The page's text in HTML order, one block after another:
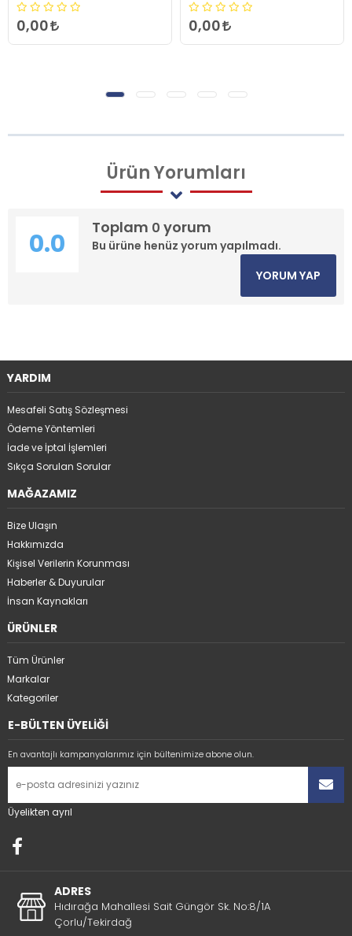
0,00 0,00
ÜrünYorumları
Toplam 0 yorum
Bu ürüne henüz yorum yapılmadı.
0.0
YORUM YAP
YARDIM
Mesafeli Satış Sözleşmesi
Ödeme Yöntemleri
İade ve İptal İşlemleri
Sıkça Sorulan Sorular
MAĞAZAMIZ
Bize Ulaşın
Hakkımızda
Kişisel Verilerin Korunması
Haberler & Duyurular
İnsan Kaynakları
ÜRÜNLER
Tüm Ürünler
Markalar
Kategoriler
E-BÜLTEN ÜYELİĞİ
En avantajlı kampanyalarımız için bültenimize abone olun.
Üyelikten ayrıl
ADRES
Hıdırağa Mahallesi Sait Güngör Sk. No:8/1A
Çorlu/Tekirdağ